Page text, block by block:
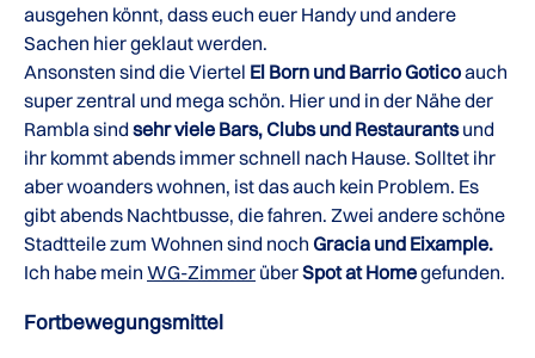
ausgehen könnt, dass euch euer Handy und andere
Sachen hier geklaut werden.
Ansonsten sind die Viertel El Born und Barrio Goticoauch
super zentral und mega schön. Hier und in der Nähe der
Rambla sind sehr viele Bars, Clubs und Restaurantsund
ihr kommt abends immer schnell nach Hause. Solltet ihr
aber woanders wohnen, ist das auch kein Problem. Es
gibt abends Nachtbusse, die fahren. Zwei andere schöne
Stadtteile zum Wohnen sind noch Gracia und Eixample.
Ich habe mein WG-Zimmer überSpot at Homegefunden.
Fortbewegungsmittel